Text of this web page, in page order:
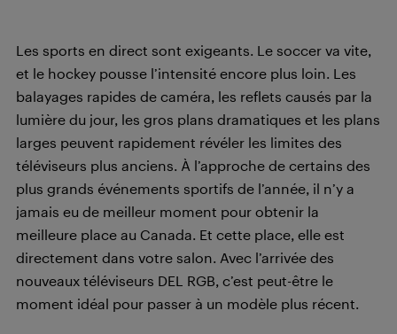
Les sports en direct sont exigeants. Le soccer va vite,
et le hockey pousse l’intensité encore plus loin. Les
balayages rapides de caméra, les reflets causés par la
lumière du jour, les gros plans dramatiques et les plans
larges peuvent rapidement révéler les limites des
téléviseurs plus anciens. À l’approche de certains des
plus grands événements sportifs de l’année, il n’y a
jamais eu de meilleur moment pour obtenir la
meilleure place au Canada. Et cette place, elle est
directement dans votre salon. Avec l’arrivée des
nouveaux téléviseurs DEL RGB, c’est peut-être le
moment idéal pour passer à un modèle plus récent.